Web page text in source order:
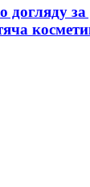
догляду